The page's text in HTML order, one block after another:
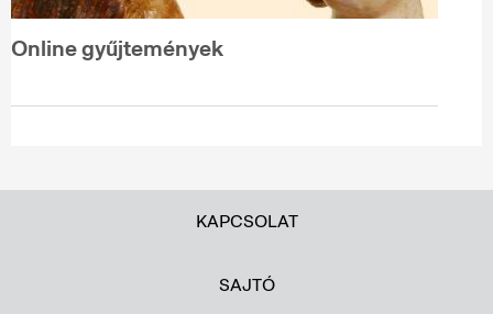
Online gyűjtemények
KAPCSOLAT
SAJTÓ